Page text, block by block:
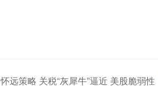
怀远策略 关税“灰犀牛”逼近 美股脆弱性